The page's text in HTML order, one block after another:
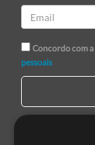
Concordo com a
pessoais